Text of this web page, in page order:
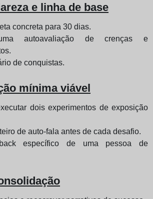
e linha de base
concreta para 30 dias.
autoavaliação de crenças e
de conquistas.
mínima viável
dois experimentos de exposição
de auto-fala antes de cada desafio.
específico de uma pessoa de